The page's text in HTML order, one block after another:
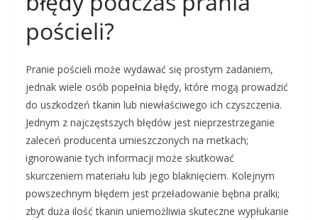
pościeli?
Pranie pościeli może wydawać się prostym zadaniem,
jednak wiele osób popełnia błędy, które mogą prowadzić
do uszkodzeń tkanin lub niewłaściwego ich czyszczenia.
Jednym z najczęstszych błędów jest nieprzestrzeganie
zaleceń producenta umieszczonych na metkach;
ignorowanie tych informacji może skutkować
skurczeniem materiału lub jego blaknięciem. Kolejnym
powszechnym błędem jest przeładowanie bębna pralki;
zbyt duża ilość tkanin uniemożliwia skuteczne wypłukanie